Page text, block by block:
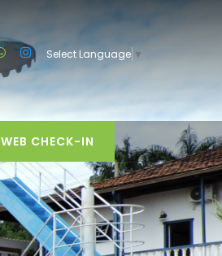
Select Language ▼
WEB CHECK-IN